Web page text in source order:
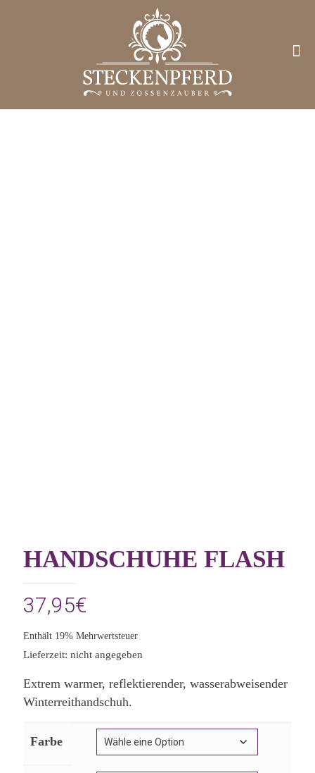
HANDSCHUHE FLASH
37,95€
Enthält 19% Mehrwertsteuer
Lieferzeit: nicht angegeben
Extrem warmer, reflektierender, wasserabweisender
Winterreithandschuh.
Farbe